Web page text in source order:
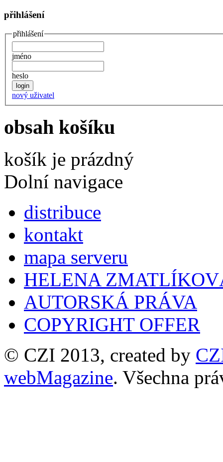
přihlášení
přihlášení
jméno
heslo
nový uživatel
obsah košíku
košík je prázdný
Dolní navigace
distribuce
kontakt
mapa serveru
HELENA
AUTORSKÁ PRÁVA
COPYRIGHT OFFER
© CZI 2013, created by
webMagazine. Všechna